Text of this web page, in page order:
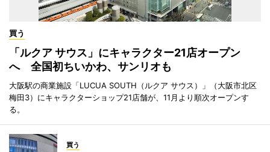
買う
「ルクア サウス」にキャラクター21店オープン
へ 全国初ちいかわ、サンリオも
大阪駅の商業施設「LUCUA SOUTH（ルクア サウス）」（大阪市北区
梅田3）にキャラクターショップ21店舗が、11月より順次オープンす
る。
買う